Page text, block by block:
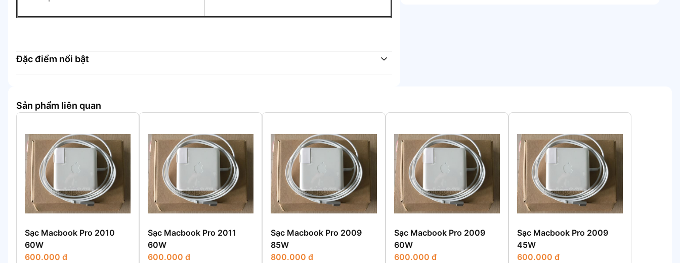
Đặc điểm nổi bật
Sản phẩm liên quan
Sạc Macbook Pro 2010
60W
600.000 đ
Sạc Macbook Pro 2011
60W
600.000 đ
Sạc Macbook Pro 2009
85W
800.000 đ
Sạc Macbook Pro 2009
60W
600.000 đ
Sạc Macbook Pro 2009
45W
600.000 đ